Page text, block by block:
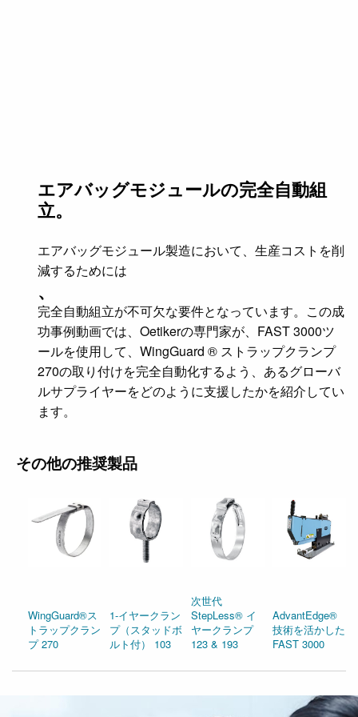
エアバッグモジュールの完全自動組
立。
エアバッグモジュール製造において、生産コストを削
減するためには
、
完全自動組立が不可欠な要件となっています。この成
功事例動画では、Oetikerの専門家が、FAST 3000ツ
ールを使用して、WingGuard ® ストラップクランプ
270の取り付けを完全自動化するよう、あるグローバ
ルサプライヤーをどのように支援したかを紹介してい
ます。
その他の推奨製品
WingGuard®ス
トラップクラン
プ 270
1-イヤークラン
プ（スタッドボ
ルト付） 103
次世代
StepLess® イ
ヤークランプ
123 & 193
AdvantEdge®
技術を活かした
FAST 3000